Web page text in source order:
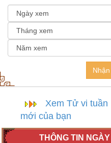
Xem Tử vi tuần
mới của bạn
THÔNG TIN